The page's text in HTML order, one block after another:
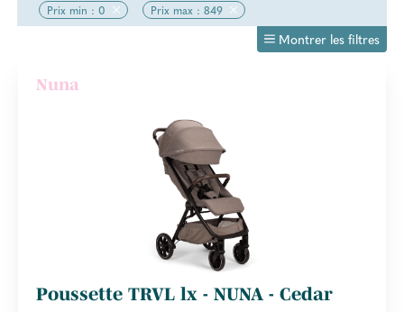
Prix min : 0 Prix max : 849
Montrer les filtres
Nuna
Poussette TRVL lx - NUNA - Cedar